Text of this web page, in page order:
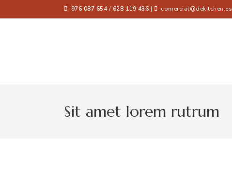
976 087 654 / 628 119 436 | comercial@dekitchen.es
Sit amet lorem rutrum